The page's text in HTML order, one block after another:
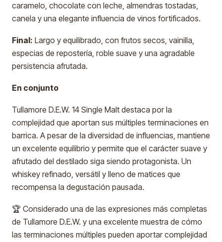
caramelo, chocolate con leche, almendras tostadas,
canela y una elegante influencia de vinos fortificados.
Final: Largo y equilibrado, con frutos secos, vainilla,
especias de repostería, roble suave y una agradable
persistencia afrutada.
En conjunto
Tullamore D.E.W. 14 Single Malt destaca por la
complejidad que aportan sus múltiples terminaciones en
barrica. A pesar de la diversidad de influencias, mantiene
un excelente equilibrio y permite que el carácter suave y
afrutado del destilado siga siendo protagonista. Un
whiskey refinado, versátil y lleno de matices que
recompensa la degustación pausada.
🏆 Considerado una de las expresiones más completas
de Tullamore D.E.W. y una excelente muestra de cómo
las terminaciones múltiples pueden aportar complejidad